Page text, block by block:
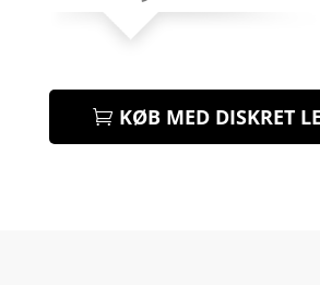
KØB MED DISKRET